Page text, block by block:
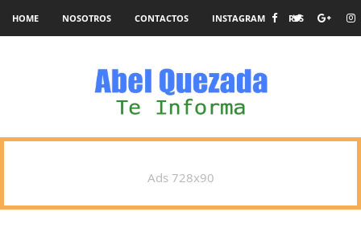
HOME NOSOTROS CONTACTOS INSTAGRAM RSS
Ads 728x90